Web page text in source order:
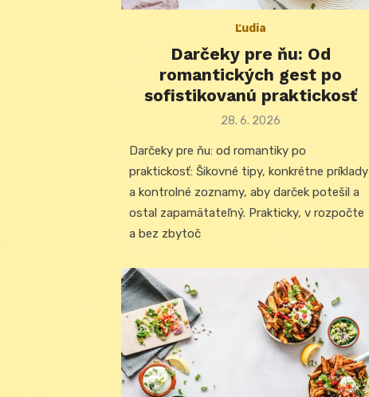
Ľudia
Darčeky pre ňu: Od
romantických gest po
sofistikovanú praktickosť
Posted
28. 6. 2026
Darčeky pre ňu: od romantiky po
praktickosť: Šikovné tipy, konkrétne príklady
a kontrolné zoznamy, aby darček potešil a
ostal zapamätateľný. Prakticky, v rozpočte
a bez zbytoč